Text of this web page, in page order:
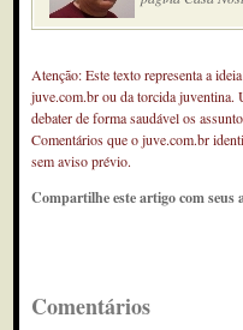
Atenção: Este texto representa a
juve.com.br ou da torcida juventina.
debater de forma saudável os
Comentários que o juve.com.br
sem aviso prévio.
Compartilhe este artigo com seus
Comentários